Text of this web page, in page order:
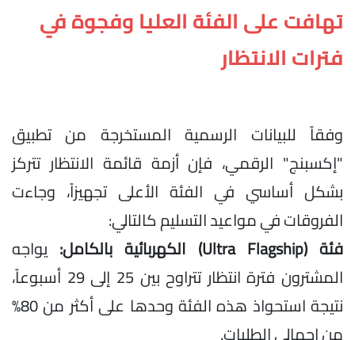
تهافت على الفئة العليا وفجوة في
فترات الانتظار
وفقاً للبيانات الرسمية المستخرجة من تطبيق
"إكسبنج" الرقمي، فإن أزمة قائمة الانتظار تتركز
بشكل أساسي في الفئة الأعلى تجهيزاً، وجاءت
الفروقات في مواعيد التسليم كالتالي:
فئة (Ultra Flagship) الكهربائية بالكامل:
يواجه
المشترون فترة انتظار تتراوح بين 25 إلى 29 أسبوعاً،
نتيجة استحواذ هذه الفئة وحدها على أكثر من 80%
من إجمالي الطلبات.